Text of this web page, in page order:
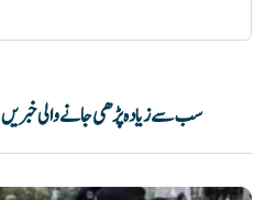
سب سے زیادہ پڑھی جانے والی خبریں